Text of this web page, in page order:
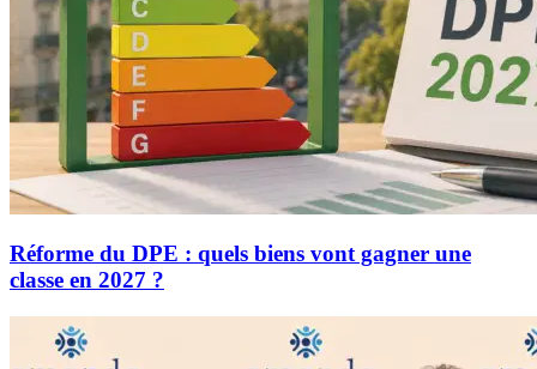
Réforme du DPE : quels biens vont gagner une
classe en 2027 ?